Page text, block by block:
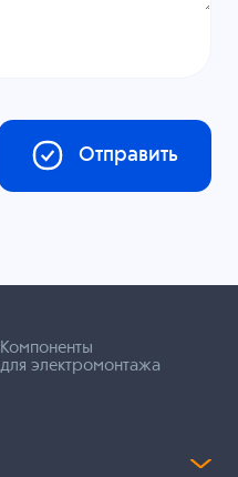
Отправить
Компоненты
для электромонтажа